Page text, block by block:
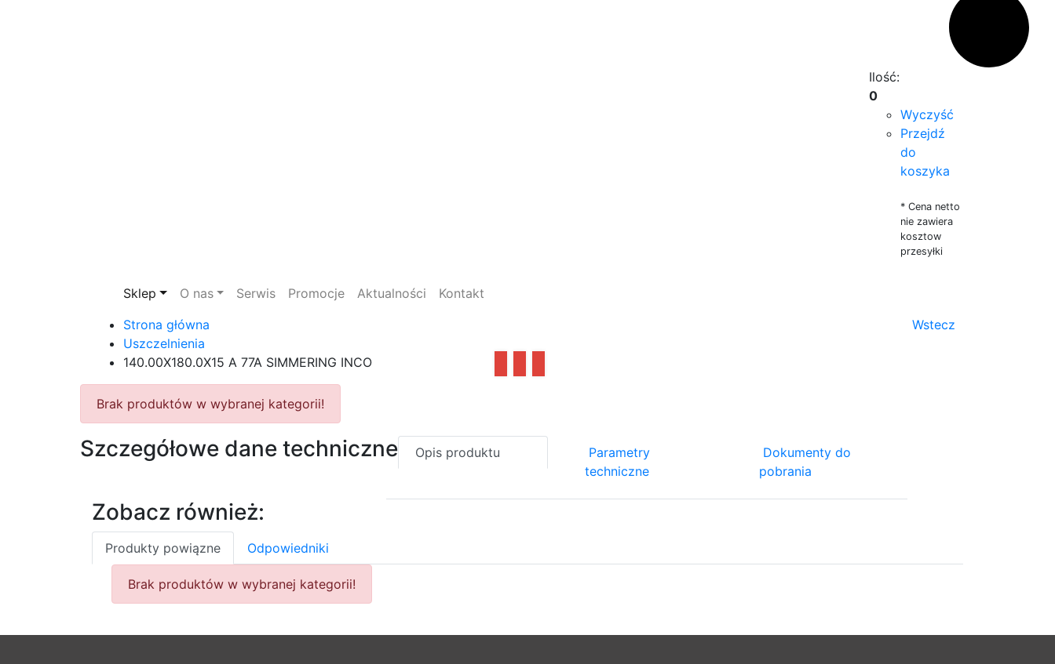
Ilość:
0
Wyczyść
Przejdź
do
koszyka
* Cena netto
nie zawiera
kosztow
przesyłki
Sklep O nas Serwis Promocje Aktualności
Kontakt
Strona główna
Uszczelnienia
140.00X180.0X15 A 77A SIMMERING INCO
Wstecz
Brak produktów w wybranej kategorii!
Szczegółowe dane techniczne Opis produktu
Parametry
techniczne
Dokumenty do
pobrania
Zobacz również:
Produkty powiązne Odpowiedniki
Brak produktów w wybranej kategorii!